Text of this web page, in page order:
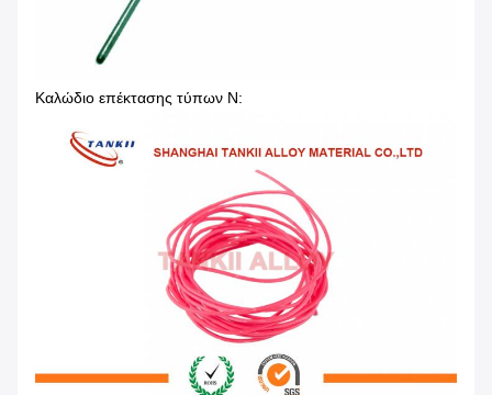
Καλώδιο επέκτασης τύπων Ν: